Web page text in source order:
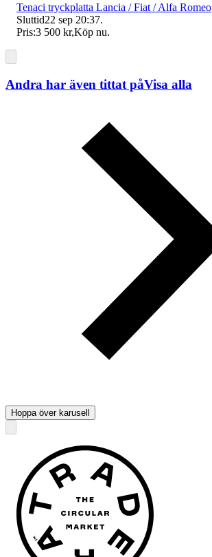
Tenaci tryckplatta Lancia / Fiat / Alfa Romeo
Sluttid22 sep 20:37.
Pris:3 500 kr,Köp nu.
Andra har även tittat påVisa alla
Hoppa över karusell